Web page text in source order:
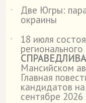
˙
Две Югры:
окраины
˙
18 июля
Мансийском
Главная
кандидатов
сентябре 2026